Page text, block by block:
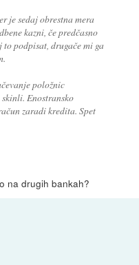
je sedaj obrestna mera
kazni, če predčasno
podpisat, drugače mi ga
položnic
Enostransko
zaradi kredita. Spet
na drugih bankah?